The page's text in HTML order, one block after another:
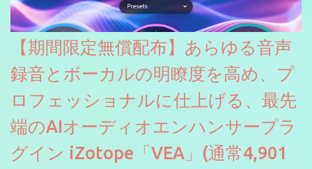
【期間限定無償配布】あらゆる音声
録音とボーカルの明瞭度を高め、プ
ロフェッショナルに仕上げる、最先
端のAIオーディオエンハンサープラ
グイン iZotope「VEA」(通常4,901